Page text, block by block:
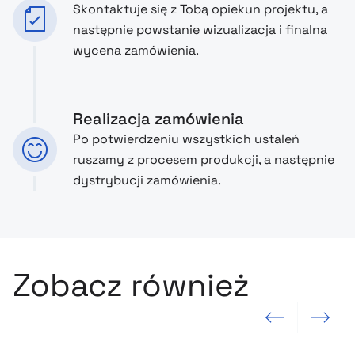
Skontaktuje się z Tobą opiekun projektu, a
następnie powstanie wizualizacja i finalna
wycena zamówienia.
Realizacja zamówienia
Po potwierdzeniu wszystkich ustaleń
ruszamy z procesem produkcji, a następnie
dystrybucji zamówienia.
Zobacz również
Poprzedni slajd Następny